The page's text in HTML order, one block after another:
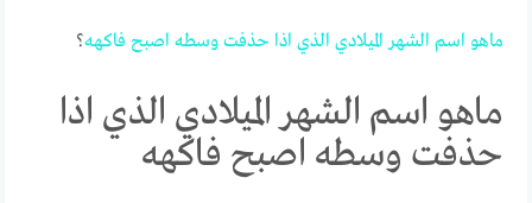
ماهو اسم الشهر الميلادي الذي اذا حذفت وسطه اصبح فاكهه؟
ماهو اسم الشهر الميلادي الذي اذا
حذفت وسطه اصبح فاكهه